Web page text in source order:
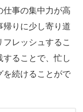
仕事の集中力が高
帰りに少し寄り道
レッシュするこ
することで、忙し
を続けることがで